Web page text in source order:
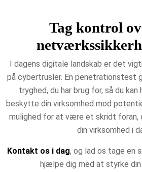
Tag kontrol
I dagens digitale landskab er det
på cybertrusler. En penetrationstest
tryghed, du har brug for, så du
beskytte din virksomhed mod
mulighed for at være et skridt foran,
din virksomhed i
Kontakt os i dag, og lad os tage en
hjælpe dig med at styrke din